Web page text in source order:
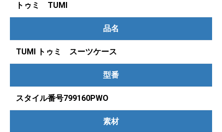
トゥミ TUMI
品名
TUMI トゥミ スーツケース
型番
スタイル番号799160PWO
素材